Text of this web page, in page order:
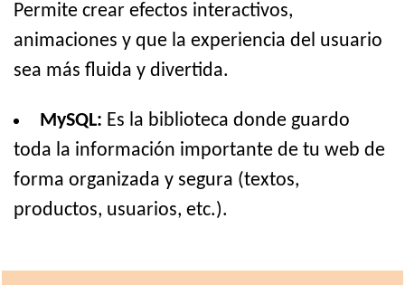
Permite crear efectos interactivos,
animaciones y que la experiencia del usuario
sea más fluida y divertida.
MySQL: Es la biblioteca donde guardo
toda la información importante de tu web de
forma organizada y segura (textos,
productos, usuarios, etc.).